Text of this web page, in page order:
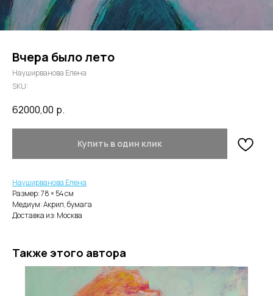
Вчера было лето
Науширванова Елена
SKU:
62000,00 р.
Купить в один клик
Науширванова Елена
Размер: 78 × 54 cм
Медиум: Акрил, бумага
Доставка из: Москва
Также этого автора